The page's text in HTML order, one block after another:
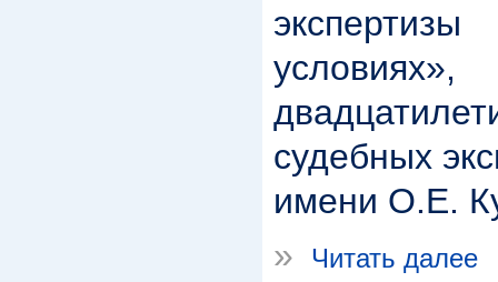
судебных
имени О.Е.
»
Читать далее